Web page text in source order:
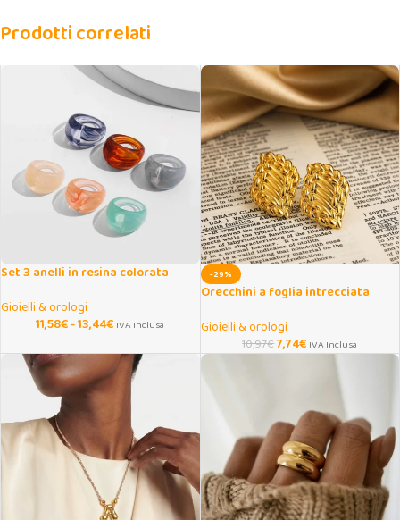
Prodotti correlati
Set 3 anelli in resina colorata
Gioielli & orologi
11,58€-13,44€ IVA Inclusa
-29%
Orecchini a foglia intrecciata
Gioielli & orologi
10,97€7,74€ IVA Inclusa